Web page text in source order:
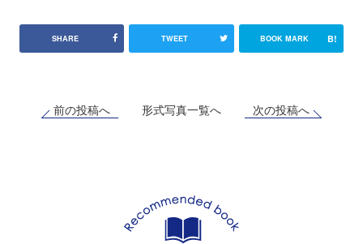
SHARE TWEET BOOK MARK B!
前の投稿へ 形式写真一覧へ 次の投稿へ